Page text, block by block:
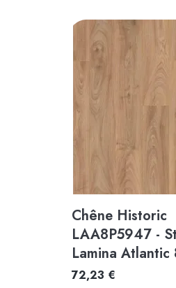
Chêne Historic
LAA8P5947 -
Lamina Atlantic
72,23 €